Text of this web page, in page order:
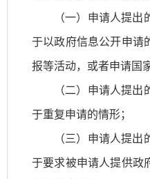
（一）申请人提
于以政府信息公开申请
报等活动，或者申请国
（二）申请人提
于重复申请的情形；
（三）申请人提
于要求被申请人提供政